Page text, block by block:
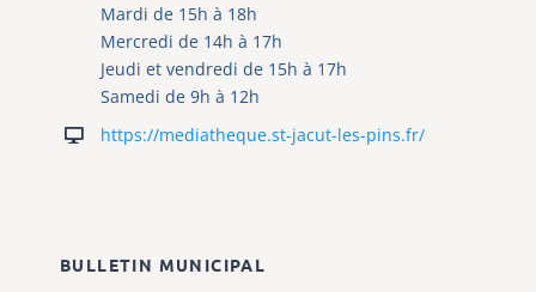
Mardi de 15h à 18h
Mercredi de 14h à 17h
Jeudi et vendredi de 15h à 17h
Samedi de 9h à 12h
https://mediatheque.st-jacut-les-pins.fr/
BULLETIN MUNICIPAL